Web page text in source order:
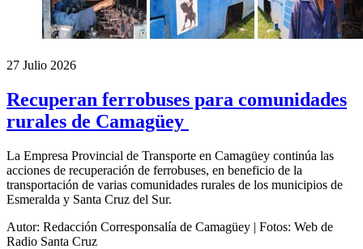
27 Julio 2026
Recuperan ferrobuses para comunidades
rurales de Camagüey
La Empresa Provincial de Transporte en Camagüey continúa las
acciones de recuperación de ferrobuses, en beneficio de la
transportación de varias comunidades rurales de los municipios de
Esmeralda y Santa Cruz del Sur.
Autor: Redacción Corresponsalía de Camagüey | Fotos: Web de
Radio Santa Cruz